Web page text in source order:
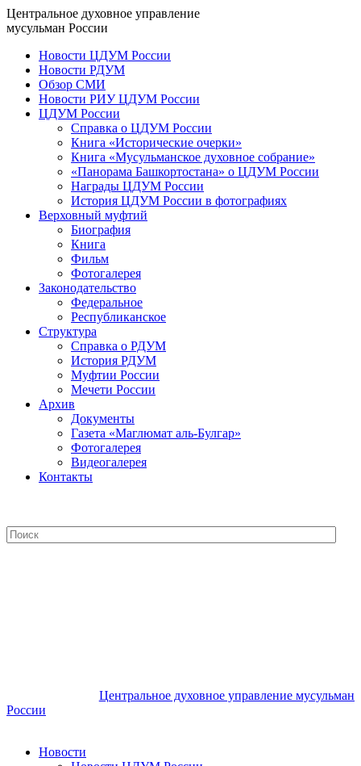
Центральное духовное управление
мусульман России
Новости ЦДУМ России
Новости РДУМ
Обзор СМИ
Новости РИУ ЦДУМ России
ЦДУМ России
Справка о ЦДУМ России
Книга «Исторические очерки»
Книга «Мусульманское духовное собрание»
«Панорама Башкортостана» о ЦДУМ России
Награды ЦДУМ России
История ЦДУМ России в фотографиях
Верховный муфтий
Биография
Книга
Фильм
Фотогалерея
Законодательство
Федеральное
Республиканское
Структура
Справка о РДУМ
История РДУМ
Муфтии России
Мечети России
Архив
Документы
Газета «Маглюмат аль-Булгар»
Фотогалерея
Видеогалерея
Контакты
Центральное духовное управление мусульман
России
Новости